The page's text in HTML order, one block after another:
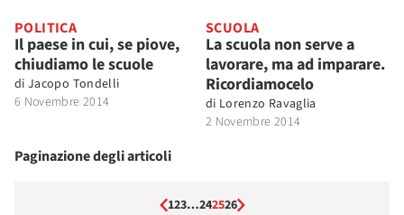
POLITICA
Il paese in cui, se piove,
chiudiamo le scuole
di Jacopo Tondelli
6 Novembre 2014
SCUOLA
La scuola non serve a
lavorare, ma ad imparare.
Ricordiamocelo
di Lorenzo Ravaglia
2 Novembre 2014
Paginazione degli articoli
123…242526